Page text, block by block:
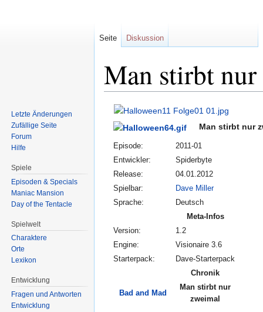
Man stirbt
Zur
Navigation
springen
Zur
Suche
springen
Man stirbt nur
Episode:
2011-01
Entwickler:
Spiderbyte
Release:
04.01.2012
Spielbar:
Dave Miller
Sprache:
Deutsch
Meta-Infos
Version:
1.2
Engine:
Visionaire 3.6
Starterpack:
Dave-Starterpack
Chronik
Bad and Mad
Man stirbt nur
zweimal
Seite Diskussion
Letzte Änderungen
Zufällige Seite
Forum
Hilfe
Spiele
Episoden & Specials
Maniac Mansion
Day of the Tentacle
Spielwelt
Charaktere
Orte
Lexikon
Entwicklung
Fragen und Antworten
Entwicklung